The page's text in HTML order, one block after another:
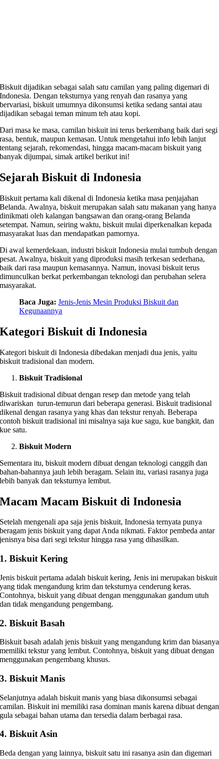
Biskuit dijadikan sebagai salah satu camilan yang paling digemari di
Indonesia. Dengan teksturnya yang renyah dan rasanya yang
bervariasi, biskuit umumnya dikonsumsi ketika sedang santai atau
dijadikan sebagai teman minum teh atau kopi.
Dari masa ke masa, camilan biskuit ini terus berkembang baik dari segi
rasa, bentuk, maupun kemasan. Untuk mengetahui info lebih lanjut
tentang sejarah, rekomendasi, hingga macam-macam biskuit yang
banyak dijumpai, simak artikel berikut ini!
Sejarah Biskuit di Indonesia
Biskuit pertama kali dikenal di Indonesia ketika masa penjajahan
Belanda. Awalnya, biskuit merupakan salah satu makanan yang hanya
dinikmati oleh kalangan bangsawan dan orang-orang Belanda
setempat. Namun, seiring waktu, biskuit mulai diperkenalkan kepada
masyarakat luas dan mendapatkan pamornya.
Di awal kemerdekaan, industri biskuit Indonesia mulai tumbuh dengan
pesat. Awalnya, biskuit yang diproduksi masih terkesan sederhana,
baik dari rasa maupun kemasannya. Namun, inovasi biskuit terus
dimunculkan berkat perkembangan teknologi dan perubahan selera
masyarakat.
Baca Juga: Jenis-Jenis Mesin Produksi Biskuit dan
Kegunaannya
Kategori Biskuit di Indonesia
Kategori biskuit di Indonesia dibedakan menjadi dua jenis, yaitu
biskuit tradisional dan modern.
Biskuit Tradisional
Biskuit tradisional dibuat dengan resep dan metode yang telah
diwariskan turun-temurun dari beberapa generasi. Biskuit tradisional
dikenal dengan rasanya yang khas dan tekstur renyah. Beberapa
contoh biskuit tradisional ini misalnya saja kue sagu, kue bangkit, dan
kue satu.
Biskuit Modern
Sementara itu, biskuit modern dibuat dengan teknologi canggih dan
bahan-bahannya jauh lebih beragam. Selain itu, variasi rasanya juga
lebih banyak dan teksturnya lembut.
Macam Macam Biskuit di Indonesia
Setelah mengenali apa saja jenis biskuit, Indonesia ternyata punya
beragam jenis biskuit yang dapat Anda nikmati. Faktor pembeda antar
jenisnya bisa dari segi tekstur hingga rasa yang dihasilkan.
1. Biskuit Kering
Jenis biskuit pertama adalah biskuit kering, Jenis ini merupakan biskuit
yang tidak mengandung krim dan teksturnya cenderung keras.
Contohnya, biskuit yang dibuat dengan menggunakan gandum utuh
dan tidak mengandung pengembang.
2. Biskuit Basah
Biskuit basah adalah jenis biskuit yang mengandung krim dan biasanya
memiliki tekstur yang lembut. Contohnya, biskuit yang dibuat dengan
menggunakan pengembang khusus.
3. Biskuit Manis
Selanjutnya adalah biskuit manis yang biasa dikonsumsi sebagai
camilan. Biskuit ini memiliki rasa dominan manis karena dibuat dengan
gula sebagai bahan utama dan tersedia dalam berbagai rasa.
4. Biskuit Asin
Beda dengan yang lainnya, biskuit satu ini rasanya asin dan digemari